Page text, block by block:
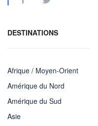
DESTINATIONS
Afrique / Moyen-Orient
Amérique du Nord
Amérique du Sud
Asie